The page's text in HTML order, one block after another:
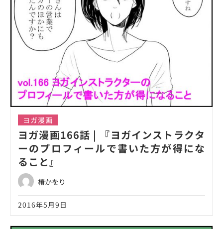
ヨガ漫画
ヨガ漫画166話 | 『ヨガインストラクタ
ーのプロフィールで書いた方が得にな
ること』
椿かをり
2016年5月9日